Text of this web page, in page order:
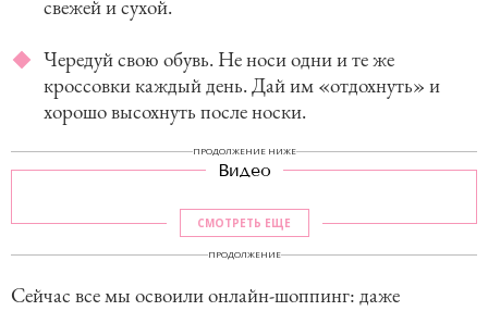
свежей и сухой.
Чередуй свою обувь. Не носи одни и те же
кроссовки каждый день. Дай им «отдохнуть» и
хорошо высохнуть после носки.
ПРОДОЛЖЕНИЕ НИЖЕ
Видео
СМОТРЕТЬ ЕЩЕ
ПРОДОЛЖЕНИЕ
Сейчас все мы освоили онлайн-шоппинг: даже